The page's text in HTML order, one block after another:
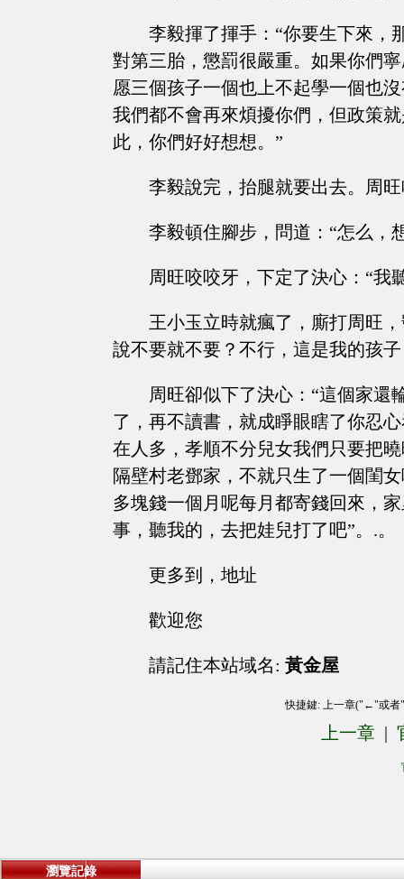
李毅揮了揮手：“你要生下來，
對第三胎，懲罰很嚴重。如果你們
愿三個孩子一個也上不起學一個也
我們都不會再來煩擾你們，但政策
此，你們好好想想。”
李毅說完，抬腿就要出去。周
李毅頓住腳步，問道：“怎么，
周旺咬咬牙，下定了決心：“我
王小玉立時就瘋了，廝打周旺
說不要就不要？不行，這是我的孩
周旺卻似下了決心：“這個家還
了，再不讀書，就成睜眼瞎了你忍
在人多，孝順不分兒女我們只要把
隔壁村老鄧家，不就只生了一個閨
多塊錢一個月呢每月都寄錢回來，
事，聽我的，去把娃兒打了吧”。.。
更多到，地址
歡迎您
請記住本站域名: 黃金屋
快捷鍵: 上一章("←"或
上一章 |
瀏覽記錄